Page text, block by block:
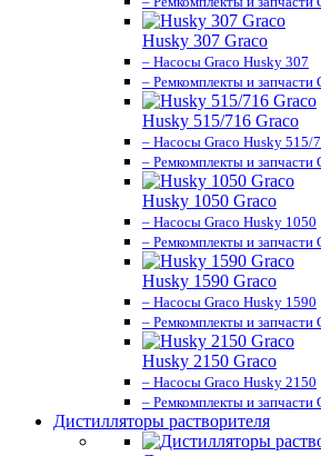
Husky 307 Graco
– Насосы Graco Husky 307
– Ремкомплекты и запчасти
Husky 515/716 Graco
– Насосы Graco Husky 515/
– Ремкомплекты и
Husky 1050 Graco
– Насосы Graco Husky 1050
– Ремкомплекты и запчасти
Husky 1590 Graco
– Насосы Graco Husky 1590
– Ремкомплекты и запчасти
Husky 2150 Graco
– Насосы Graco Husky 2150
– Ремкомплекты и запчасти
Дистилляторы растворителя